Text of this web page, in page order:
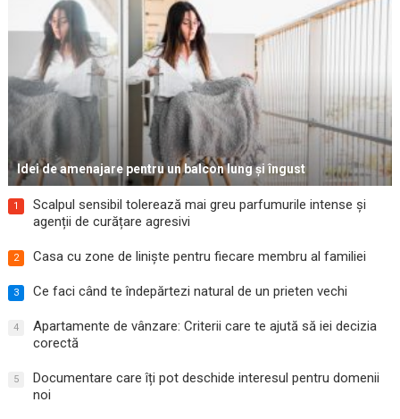
Idei de amenajare pentru un balcon lung și îngust
1
Scalpul sensibil tolerează mai greu parfumurile intense și
agenții de curățare agresivi
2 Casa cu zone de liniște pentru fiecare membru al familiei
3 Ce faci când te îndepărtezi natural de un prieten vechi
4
Apartamente de vânzare: Criterii care te ajută să iei decizia
corectă
5
Documentare care îți pot deschide interesul pentru domenii
noi